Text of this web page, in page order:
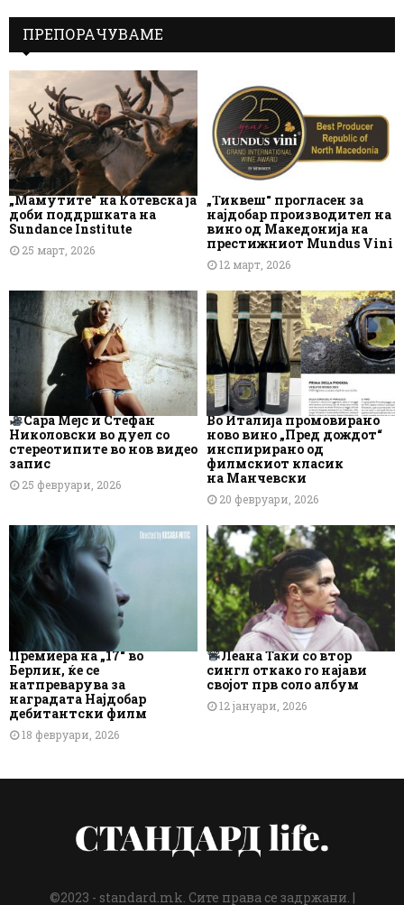
ПРЕПОРАЧУВАМЕ
„Мамутите“ на Котевска ја
доби поддршката на
Sundance Institute
25 март, 2026
„Тиквеш“ прогласен за
најдобар производител на
вино од Македонија на
престижниот Mundus Vini
12 март, 2026
Сара Мејс и Стефан
Николовски во дуел со
стереотипите во нов видео
запис
25 февруари, 2026
Во Италија промовирано
ново вино „Пред дождот“
инспирирано од
филмскиот класик
на Манчевски
20 февруари, 2026
Премиера на „17“ во
Берлин, ќе се
натпреварува за
наградата Најдобар
дебитантски филм
18 февруари, 2026
Леана Таќи со втор
сингл откако го најави
својот прв соло албум
12 јануари, 2026
©2023 - standard.mk. Сите права се задржани. |